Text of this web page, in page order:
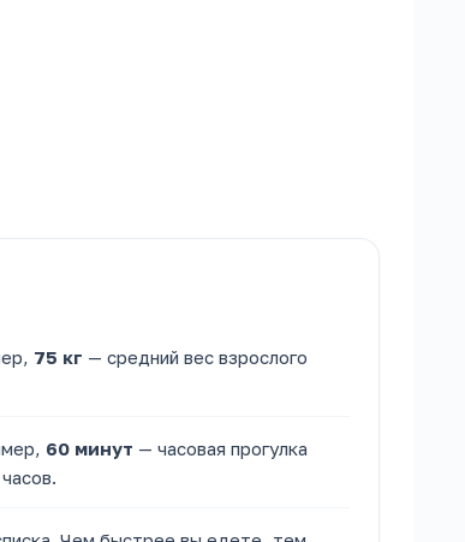
75 кг — средний вес взрослого
60 минут — часовая прогулка